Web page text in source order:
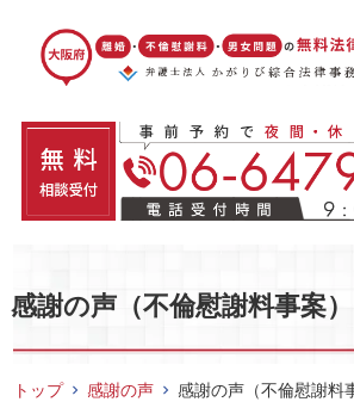
感謝の声（不倫慰謝料事案）
トップ 感謝の声 感謝の声（不倫慰謝料